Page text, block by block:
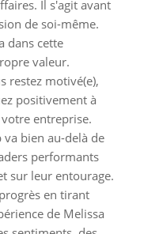
Il s'agit avant
de soi-même.
dans cette
valeur.
restez motivé(e),
positivement à
entreprise.
va bien au-delà de
performants
sur leur entourage.
en tirant
de Melissa